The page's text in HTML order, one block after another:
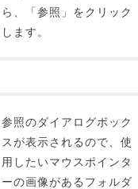
ら、「参照」をクリック
します。
参照のダイアログボック
スが表示されるので、使
用したいマウスポインタ
ーの画像があるフォルダ